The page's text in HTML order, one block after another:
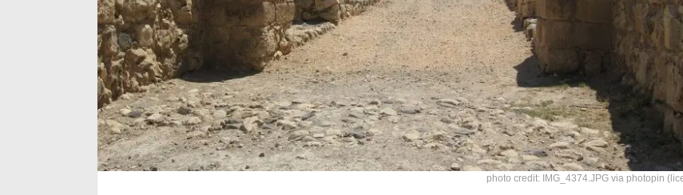
photo credit: IMG_4374.JPG via photopin